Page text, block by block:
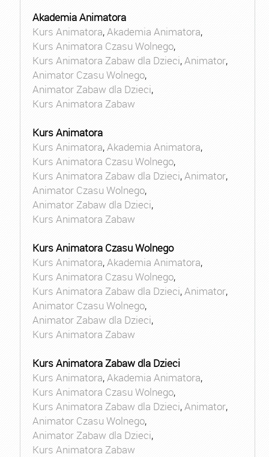
Akademia Animatora
Kurs Animatora,Akademia Animatora,
Kurs Animatora Czasu Wolnego,
Kurs Animatora Zabaw dla Dzieci,Animator,
Animator Czasu Wolnego,
Animator Zabaw dla Dzieci,
Kurs Animatora Zabaw
Kurs Animatora
Kurs Animatora,Akademia Animatora,
Kurs Animatora Czasu Wolnego,
Kurs Animatora Zabaw dla Dzieci,Animator,
Animator Czasu Wolnego,
Animator Zabaw dla Dzieci,
Kurs Animatora Zabaw
Kurs Animatora Czasu Wolnego
Kurs Animatora,Akademia Animatora,
Kurs Animatora Czasu Wolnego,
Kurs Animatora Zabaw dla Dzieci,Animator,
Animator Czasu Wolnego,
Animator Zabaw dla Dzieci,
Kurs Animatora Zabaw
Kurs Animatora Zabaw dla Dzieci
Kurs Animatora,Akademia Animatora,
Kurs Animatora Czasu Wolnego,
Kurs Animatora Zabaw dla Dzieci,Animator,
Animator Czasu Wolnego,
Animator Zabaw dla Dzieci,
Kurs Animatora Zabaw